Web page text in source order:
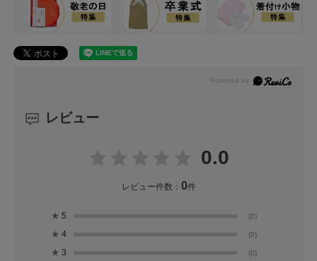
レビュー
0.0
レビュー件数： 0件
★ 5 (0)
★ 4 (0)
★ 3 (0)